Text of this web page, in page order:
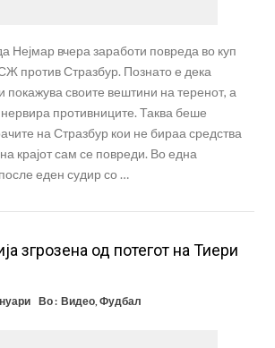
Нејмар вчера заработи повреда во куп
против Стразбур. Познато е дека
покажува своите вештини на теренот, а
нервира противниците. Таква беше
на Стразбур кои не бираа средства
крајот сам се повреди. Во една
еден судир со …
згрозена од потегот на Тиери
Во : Видео, Фудбал